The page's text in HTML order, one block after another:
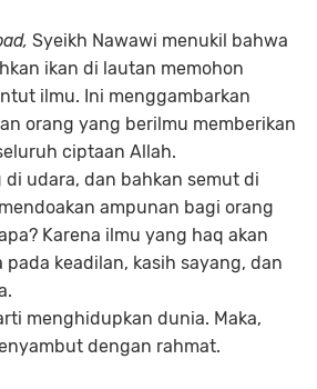
Syeikh Nawawi menukil bahwa
ikan di lautan memohon
ilmu. Ini menggambarkan
orang yang berilmu memberikan
ciptaan Allah.
udara, dan bahkan semut di
ampunan bagi orang
Karena ilmu yang haq akan
keadilan, kasih sayang, dan
menghidupkan dunia. Maka,
dengan rahmat.